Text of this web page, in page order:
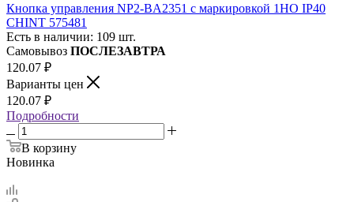
Кнопка управления NP2-BA2351 с маркировкой 1НО IP40
CHINT 575481
Есть в наличии: 109 шт.
Самовывоз ПОСЛЕЗАВТРА
120.07 ₽
Варианты цен
120.07 ₽
Подробности
В корзину
Новинка